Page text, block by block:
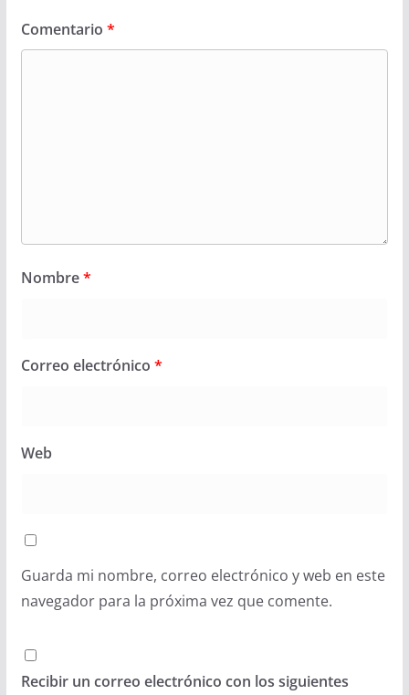
Comentario *
Nombre*
Correo electrónico *
Web
Guarda mi nombre, correo electrónico y web en este
navegador para la próxima vez que comente.
Recibir un correo electrónico con los siguientes